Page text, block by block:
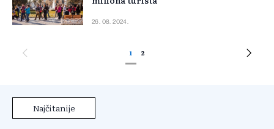
26. 08. 2024.
1 2
Najčitanije